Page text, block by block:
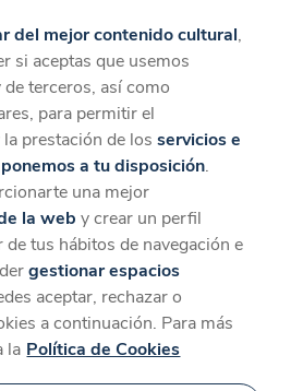
desde la App
Descargar
relacionado
impulso
del mejor contenido cultural,
si aceptas que usemos
terceros, así como
para permitir el
prestación de losservicios e
a tu disposición.
una mejor
la web y crear un perfil
tus hábitos de navegación e
gestionar espacios
aceptar, rechazar o
a continuación. Para más
la Política de Cookies